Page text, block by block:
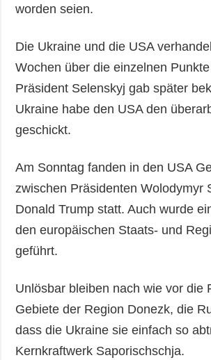
worden seien.
Die Ukraine und die USA
Wochen über die einzelnen
Präsident Selenskyj gab später
Ukraine habe den USA den
geschickt.
Am Sonntag fanden in den USA
zwischen Präsidenten Wolodymyr
Donald Trump statt. Auch wurde
den europäischen Staats- und
geführt.
Unlösbar bleiben nach wie vor die
Gebiete der Region Donezk, die
dass die Ukraine sie einfach so
Kernkraftwerk Saporischschja.